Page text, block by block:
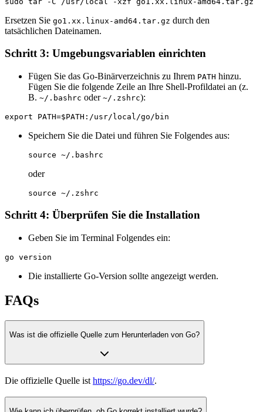
Ersetzen Sie go1.xx.linux-amd64.tar.gz durch den
tatsächlichen Dateinamen.
Schritt 3: Umgebungsvariablen einrichten
Fügen Sie das Go-Binärverzeichnis zu Ihrem PATH hinzu.
Fügen Sie die folgende Zeile an Ihre Shell-Profildatei an (z.
B. ~/.bashrc oder ~/.zshrc):
Speichern Sie die Datei und führen Sie Folgendes aus:
oder
Schritt 4: Überprüfen Sie die Installation
Geben Sie im Terminal Folgendes ein:
Die installierte Go-Version sollte angezeigt werden.
FAQs
Was ist die offizielle Quelle zum Herunterladen von Go?
Die offizielle Quelle ist https://go.dev/dl/.